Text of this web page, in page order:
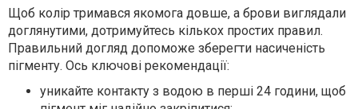
Щоб колір тримався якомога довше, а брови виглядали
доглянутими, дотримуйтесь кількох простих правил.
Правильний догляд допоможе зберегти насиченість
пігменту. Ось ключові рекомендації:
уникайте контакту з водою в перші 24 години, щоб